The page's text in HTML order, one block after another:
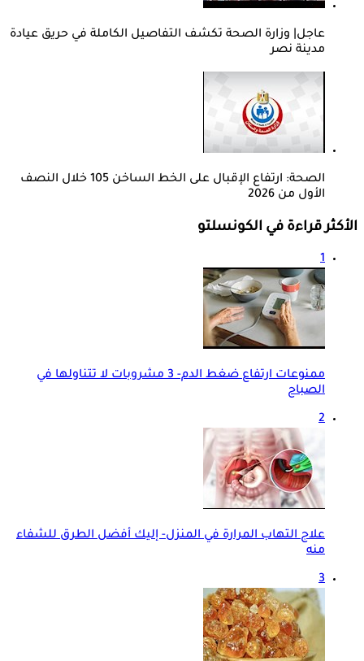
عاجل| وزارة الصحة تكشف التفاصيل الكاملة في حريق عيادة
مدينة نصر
الصحة: ارتفاع الإقبال على الخط الساخن 105 خلال النصف
الأول من 2026
الأكثر قراءة في الكونسلتو
1
ممنوعات ارتفاع ضغط الدم- 3 مشروبات لا تتناولها في
الصباح
2
علاج التهاب المرارة في المنزل- إليك أفضل الطرق للشفاء
منه
3